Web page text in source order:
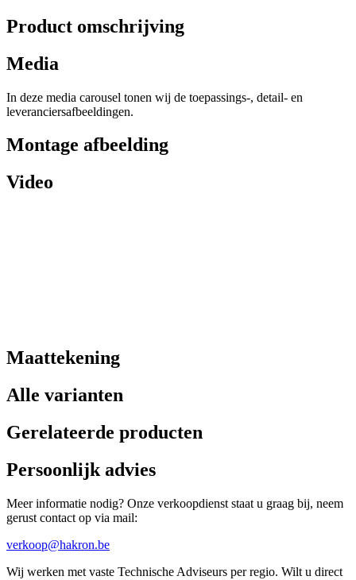
Product omschrijving
Media
In deze media carousel tonen wij de toepassings-, detail- en
leveranciersafbeeldingen.
Montage afbeelding
Video
Maattekening
Alle varianten
Gerelateerde producten
Persoonlijk advies
Meer informatie nodig? Onze verkoopdienst staat u graag bij, neem
gerust contact op via mail:
verkoop@hakron.be
Wij werken met vaste Technische Adviseurs per regio. Wilt u direct